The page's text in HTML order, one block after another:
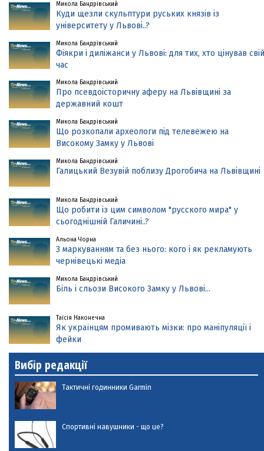
Микола Бандрівський
Куди щезли скульптури руських князів із
університету у Львові..?
Микола Бандрівський
Фіякри і диліжанси у Львові: для тих, хто цінував свій
час
Микола Бандрівський
Про псевдоісторичну аферу на Львівщині за
державний кошт
Микола Бандрівський
Що розкопали археологи під телевежею на
Високому Замку у Львові
Микола Бандрівський
Галицький Везувій поблизу Дрогобича на Львівщині
Микола Бандрівський
Що робити із цим символом "русского мира" у
сьогоднішній Галичині..?
Альона Чорна
З маркуванням та без нього: кого і як рекламують
чернівецькі медіа
Микола Бандрівський
Біль і сльози Високого Замку у Львові...
Таїсія Наконечна
Як українцям промивають мізки: про маніпуляції і
фейки
Вибір редакції
Тактичні годинники Garmin
Спортивні навушники - що це?